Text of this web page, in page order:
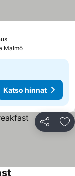
Katso hinnat
Malmö
Katso hinnat
Jaa